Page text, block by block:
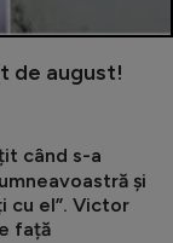
de august!
când s-a
și
cu el”. Victor
față